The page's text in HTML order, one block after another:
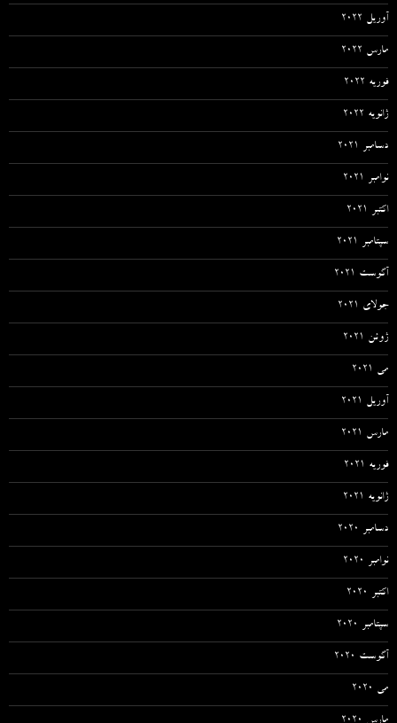
آوریل 2022
مارس 2022
فوریه 2022
ژانویه 2022
دسامبر 2021
نوامبر 2021
اکتبر 2021
سپتامبر 2021
آگوست 2021
جولای 2021
ژوئن 2021
می 2021
آوریل 2021
مارس 2021
فوریه 2021
ژانویه 2021
دسامبر 2020
نوامبر 2020
اکتبر 2020
سپتامبر 2020
آگوست 2020
می 2020